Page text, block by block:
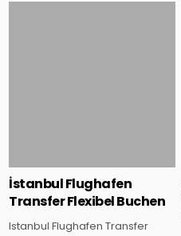
İstanbul Flughafen
Transfer Flexibel Buchen
Istanbul Flughafen Transfer